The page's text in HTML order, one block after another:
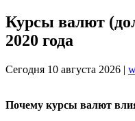
Курсы валют
2020 года
Сегодня 10 августа 2026 |
Почему курсы валют